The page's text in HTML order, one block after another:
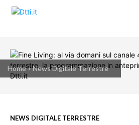
Home News Digitale Terrestre
NEWS DIGITALE TERRESTRE